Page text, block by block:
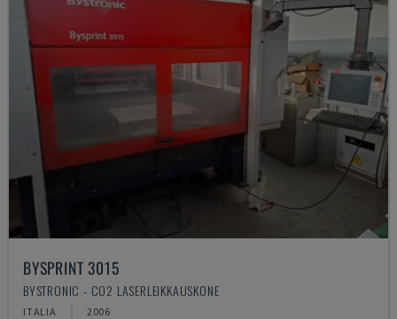
BYSPRINT 3015
BYSTRONIC - CO2 LASERLEIKKAUSKONE
ITALIA 2006